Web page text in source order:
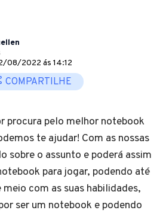
08/2022 ás 14:12
COMPARTILHE
procura pelo melhor notebook
te ajudar! Com as nossas
sobre o assunto e poderá assim
para jogar, podendo até
com as suas habilidades,
ser um notebook e podendo